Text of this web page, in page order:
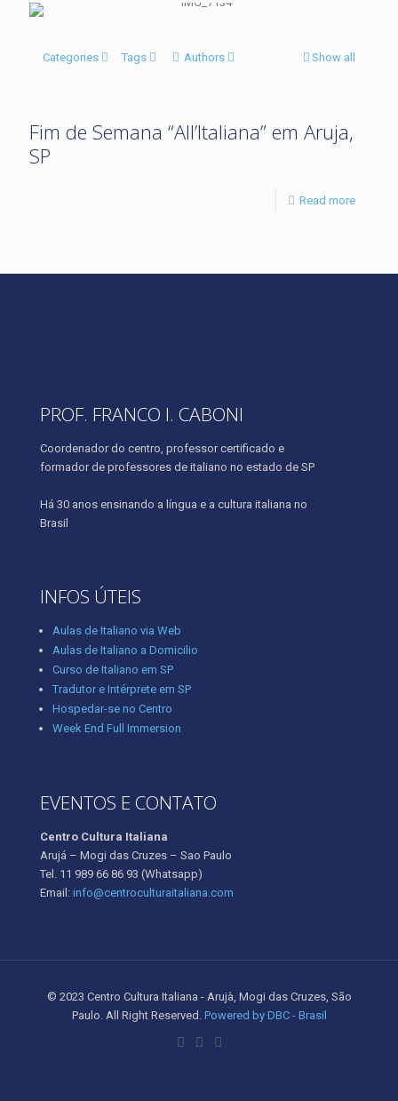
Categories Tags Authors Show all
Fim de Semana “All’Italiana” em Aruja,
SP
Read more
PROF. FRANCO I. CABONI
Coordenador do centro, professor certificado e
formador de professores de italiano no estado de SP
Há 30 anos ensinando a língua e a cultura italiana no
Brasil
INFOS ÚTEIS
Aulas de Italiano via Web
Aulas de Italiano a Domicilio
Curso de Italiano em SP
Tradutor e Intérprete em SP
Hospedar-se no Centro
Week End Full Immersion
EVENTOS E CONTATO
Centro Cultura Italiana
Arujá – Mogi das Cruzes – Sao Paulo
Tel. 11 989 66 86 93 (Whatsapp)
Email: info@centroculturaitaliana.com
© 2023 Centro Cultura Italiana - Arujà, Mogi das Cruzes, São
Paulo. All Right Reserved. Powered by DBC - Brasil